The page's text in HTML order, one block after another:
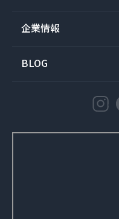
企業情報
BLOG